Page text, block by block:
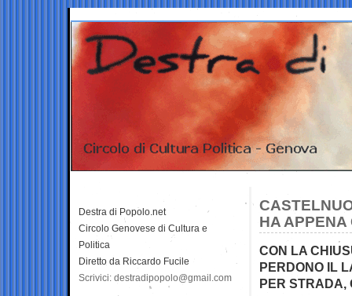
HA APPENA
CON LA
PERDONO IL
PER STRADA,
Destra di Popolo.net
Circolo Genovese di Cultura e
Politica
Diretto da Riccardo Fucile
Scrivici: destradipopolo@gmail.com